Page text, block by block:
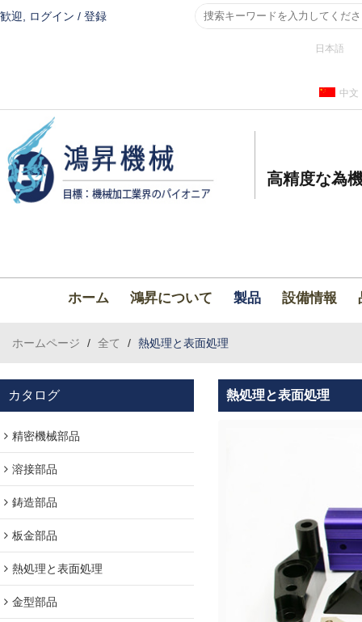
歓迎, ログイン / 登録
日本語
中文
高精度な為
ホーム 鴻昇について 製品 設備情報
ホームページ / 全て / 熱処理と表面処理
カタログ
精密機械部品
溶接部品
鋳造部品
板金部品
熱処理と表面処理
金型部品
熱処理と表面処理